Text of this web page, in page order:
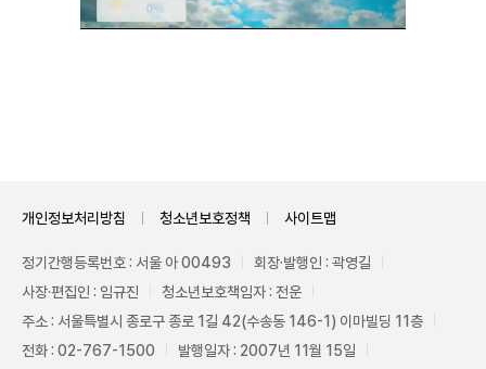
개인정보처리방침 청소년보호정책 사이트맵
정기간행등록번호 : 서울 아 00493
회장·발행인 : 곽영길
사장·편집인 : 임규진
청소년보호책임자 : 전운
주소 : 서울특별시 종로구 종로 1길 42(수송동 146-1) 이마빌딩 11층
전화 : 02-767-1500
발행일자 : 2007년 11월 15일